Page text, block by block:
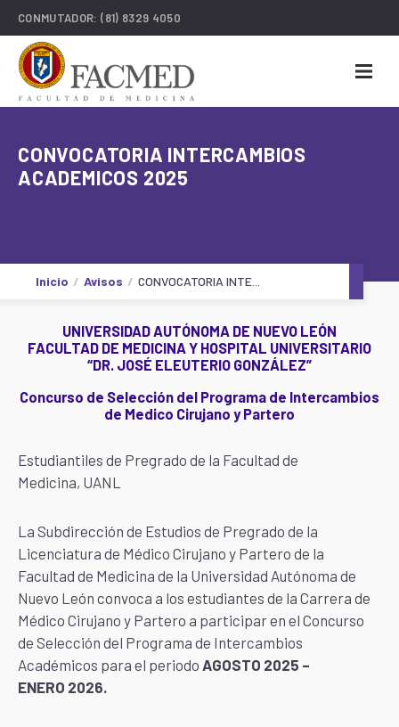
CONMUTADOR:(81) 8329 4050
CONVOCATORIA INTERCAMBIOS
ACADEMICOS 2025
Inicio Avisos CONVOCATORIA INTE...
UNIVERSIDAD AUTÓNOMA DE NUEVO LEÓN
FACULTAD DE MEDICINA Y HOSPITAL UNIVERSITARIO
“DR. JOSÉ ELEUTERIO GONZÁLEZ”
Concurso de Selección del Programa de Intercambios
de Medico Cirujano y Partero
Estudiantiles de Pregrado de la Facultad de
Medicina, UANL
La Subdirección de Estudios de Pregrado de la
Licenciatura de Médico Cirujano y Partero de la
Facultad de Medicina de la Universidad Autónoma de
Nuevo León convoca a los estudiantes de la Carrera de
Médico Cirujano y Partero a participar en el Concurso
de Selección del Programa de Intercambios
Académicos para el periodo AGOSTO 2025 –
ENERO 2026.